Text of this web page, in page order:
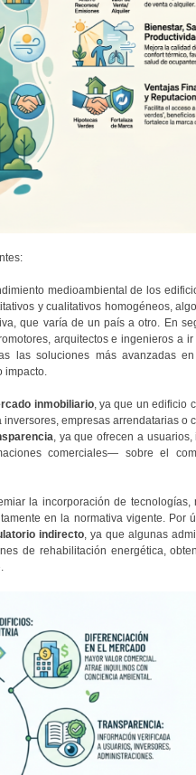
medioambiental de los
y cualitativos homogéneos,
que varía de un país a otro. En
arquitectos e ingenieros a
las soluciones más avanzadas
inmobiliario, ya que un edificio
empresas arrendatarias o
, ya que ofrecen a
comerciales— sobre el
la incorporación de tecnologías,
en la normativa vigente. Por
indirecto, ya que algunas
de rehabilitación energética,